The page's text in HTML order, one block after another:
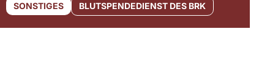
SONSTIGES BLUTSPENDEDIENST DES BRK